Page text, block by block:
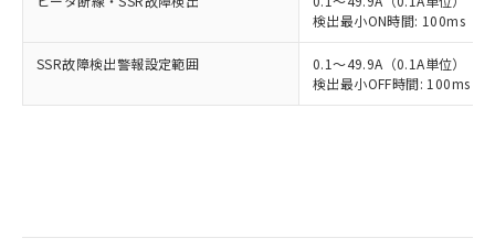
検出最小ON時間: 100ms（
SSR故障検出警報設定範囲
0.1～49.9A（0.1A単位）
検出最小OFF時間: 100ms（